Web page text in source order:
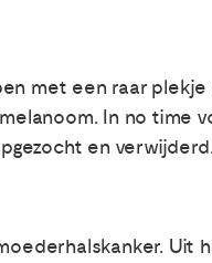
met een raar
In no time
en
Uit